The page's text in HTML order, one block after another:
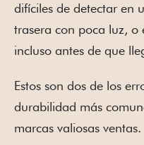
difíciles de detectar en
trasera con poca luz, o
incluso antes de que
Estos son dos de los
durabilidad más
marcas valiosas ventas.